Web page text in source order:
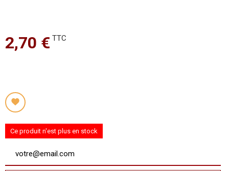
2,70 € TTC
Ce produit n'est plus en stock